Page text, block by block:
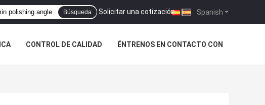
Spanish
Solicitar una cotización |
Búsqueda
CONTROL DE CALIDAD ÉNTRENOS EN CONTACTO CON